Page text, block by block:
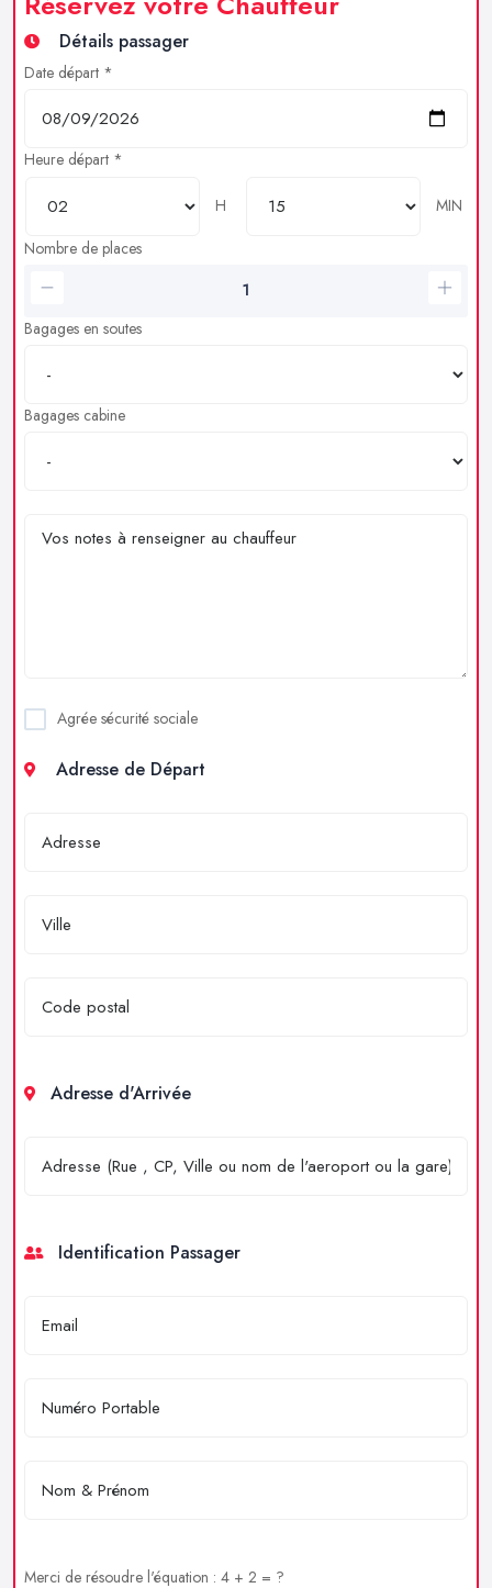
Détails passager
Date départ *
Heure départ *
H
MIN
Nombre de places
Bagages en soutes
Bagages cabine
Agrée sécurité sociale
Adresse de Départ
Adresse d'Arrivée
Identification Passager
Merci de résoudre l'équation : 4 + 2 = ?